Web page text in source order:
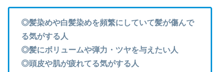
◎髪染めや白髪染めを頻繁にしていて髪が傷んで
る気がする人
◎髪にボリュームや弾力・ツヤを与えたい人
◎頭皮や肌が疲れてる気がする人